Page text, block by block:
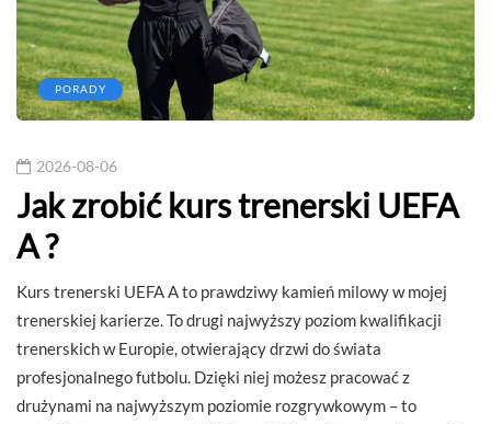
PORADY
2026-08-06
Jak zrobić kurs trenerski UEFA
A ?
Kurs trenerski UEFA A to prawdziwy kamień milowy w mojej
trenerskiej karierze. To drugi najwyższy poziom kwalifikacji
trenerskich w Europie, otwierający drzwi do świata
profesjonalnego futbolu. Dzięki niej możesz pracować z
drużynami na najwyższym poziomie rozgrywkowym – to